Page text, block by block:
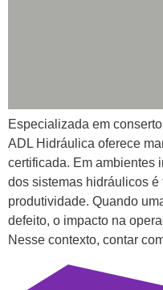
Especializada em
ADL Hidráulica oferece
certificada. Em ambientes
dos sistemas hidráulicos
produtividade. Quando
defeito, o impacto na
Nesse contexto, contar